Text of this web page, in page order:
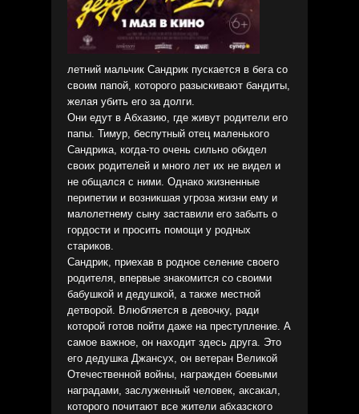
летний мальчик Сандрик пускается в бега со
своим папой, которого разыскивают бандиты,
желая убить его за долги.
Они едут в Абхазию, где живут родители его
папы. Тимур, беспутный отец маленького
Сандрика, когда-то очень сильно обидел
своих родителей и много лет их не видел и
не общался с ними. Однако жизненные
перипетии и возникшая угроза жизни ему и
малолетнему сыну заставили его забыть о
гордости и просить помощи у родных
стариков.
Сандрик, приехав в родное селение своего
родителя, впервые знакомится со своими
бабушкой и дедушкой, а также местной
детворой. Влюбляется в девочку, ради
которой готов пойти даже на преступление. А
самое важное, он находит здесь друга. Это
его дедушка Джансух, он ветеран Великой
Отечественной войны, награжден боевыми
наградами, заслуженный человек, аксакал,
которого почитают все жители абхазского